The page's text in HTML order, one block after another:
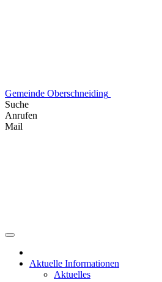
Gemeinde Oberschneiding
Suche
Anrufen
Mail
Aktuelle Informationen
Aktuelles